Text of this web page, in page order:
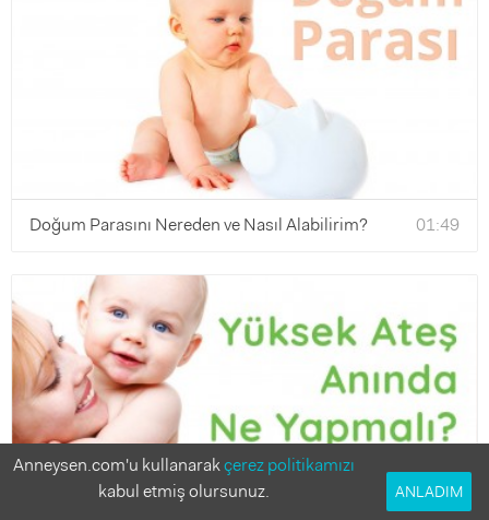
Doğum Parasını Nereden ve Nasıl Alabilirim? 01:49
Anneysen.com'u kullanarakçerez politikamızı
kabul etmiş olursunuz.
ANLADIM